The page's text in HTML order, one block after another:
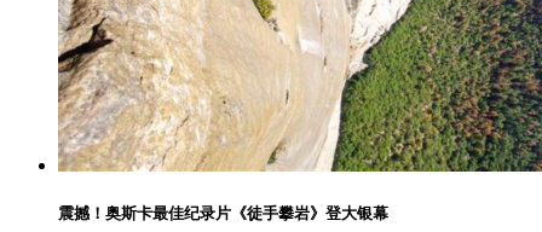
震撼！奥斯卡最佳纪录片《徒手攀岩》登大银幕